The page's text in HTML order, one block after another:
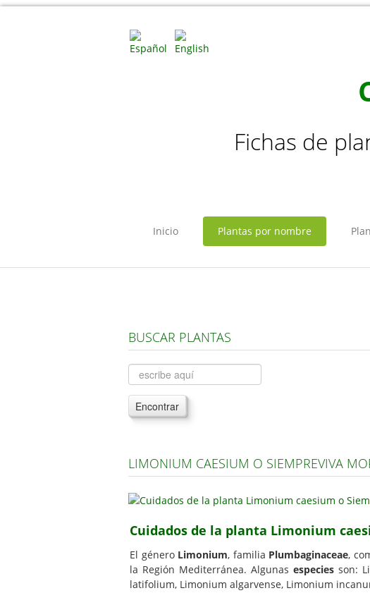
Fichas de
Inicio Plantas por nombre
BUSCAR PLANTAS
Encontrar
LIMONIUM CAESIUM O SIEMPREVIVA
Cuidados de la planta Limonium
El género Limonium, familia Plumbaginaceae,
la Región Mediterránea. Algunasespecies son:
latifolium, Limonium algarvense, Limonium